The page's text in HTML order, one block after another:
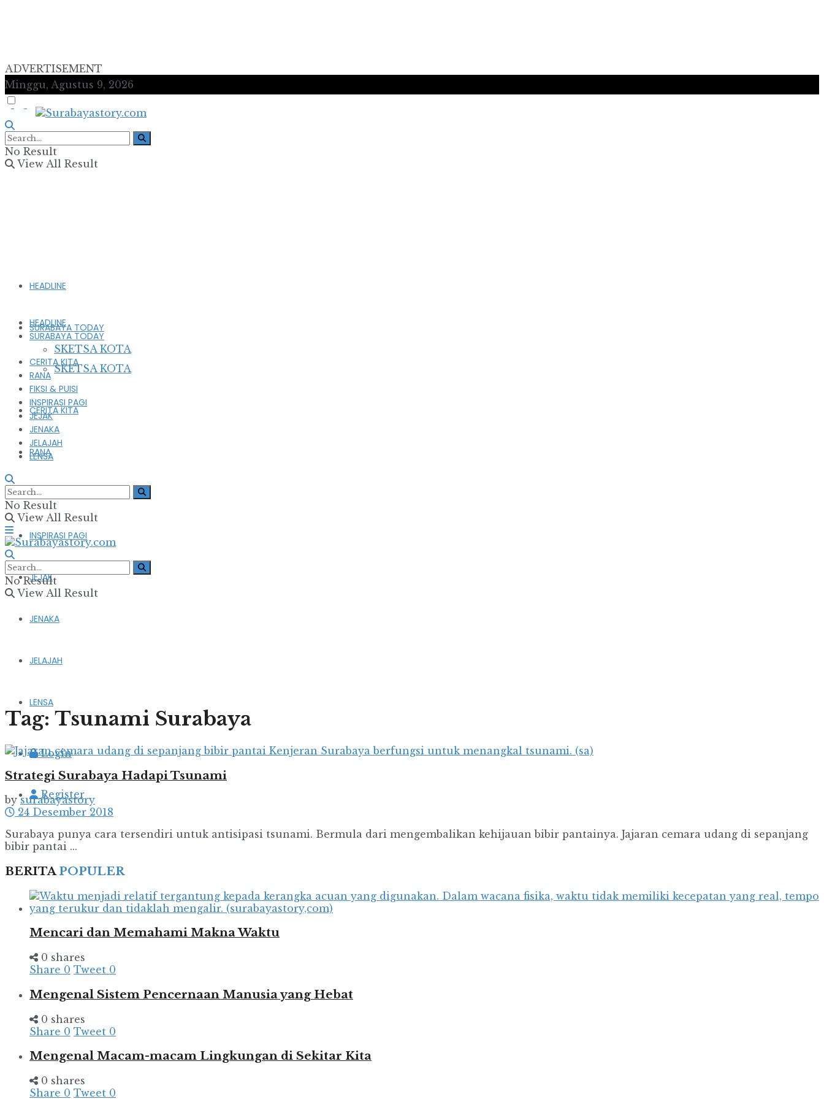
ADVERTISEMENT
Minggu, Agustus 9, 2026
No Result
View All Result
HEADLINE
SURABAYA TODAY
SKETSA KOTA
CERITA KITA
RANA
FIKSI & PUISI
INSPIRASI PAGI
JEJAK
JENAKA
JELAJAH
LENSA
Login
Register
HEADLINE
SURABAYA TODAY
SKETSA KOTA
CERITA KITA
RANA
FIKSI & PUISI
INSPIRASI PAGI
JEJAK
JENAKA
JELAJAH
LENSA
No Result
View All Result
No Result
View All Result
Tag: Tsunami Surabaya
Strategi Surabaya Hadapi Tsunami
by surabayastory
24 Desember 2018
Surabaya punya cara tersendiri untuk antisipasi tsunami. Bermula dari mengembalikan kehijauan bibir pantainya. Jajaran cemara udang di sepanjang
bibir pantai ...
BERITAPOPULER
Mencari dan Memahami Makna Waktu
0 shares
Share 0 Tweet 0
Mengenal Sistem Pencernaan Manusia yang Hebat
0 shares
Share 0 Tweet 0
Mengenal Macam-macam Lingkungan di Sekitar Kita
0 shares
Share 0 Tweet 0